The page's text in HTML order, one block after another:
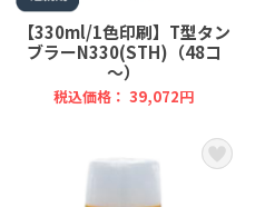
【330ml/1色印刷】T型タン
ブラーN330(STH)（48コ
～）
税込価格： 39,072円